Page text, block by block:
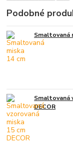
Podobné
Smaltovaná
Smaltovaná
DECOR